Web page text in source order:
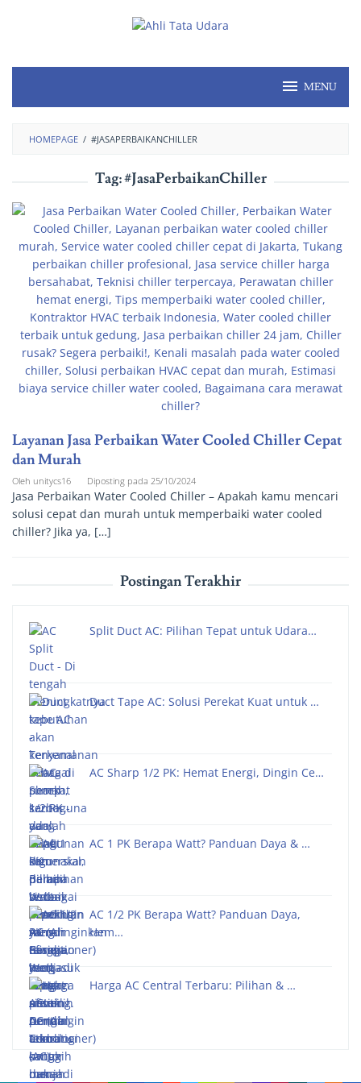
MENU
HOMEPAGE / #JASAPERBAIKANCHILLER
Tag:#JasaPerbaikanChiller
Layanan Jasa Perbaikan Water Cooled Chiller Cepat
dan Murah
Oleh unitycs16 Diposting pada 25/10/2024
Jasa Perbaikan Water Cooled Chiller – Apakah kamu mencari
solusi cepat dan murah untuk memperbaiki water cooled
chiller? Jika ya, […]
Postingan Terakhir
Split Duct AC: Pilihan Tepat untuk Udara…
Duct Tape AC: Solusi Perekat Kuat untuk …
AC Sharp 1/2 PK: Hemat Energi, Dingin Ce…
AC 1 PK Berapa Watt? Panduan Daya & …
AC 1/2 PK Berapa Watt? Panduan Daya,
Hem…
Harga AC Central Terbaru: Pilihan & …